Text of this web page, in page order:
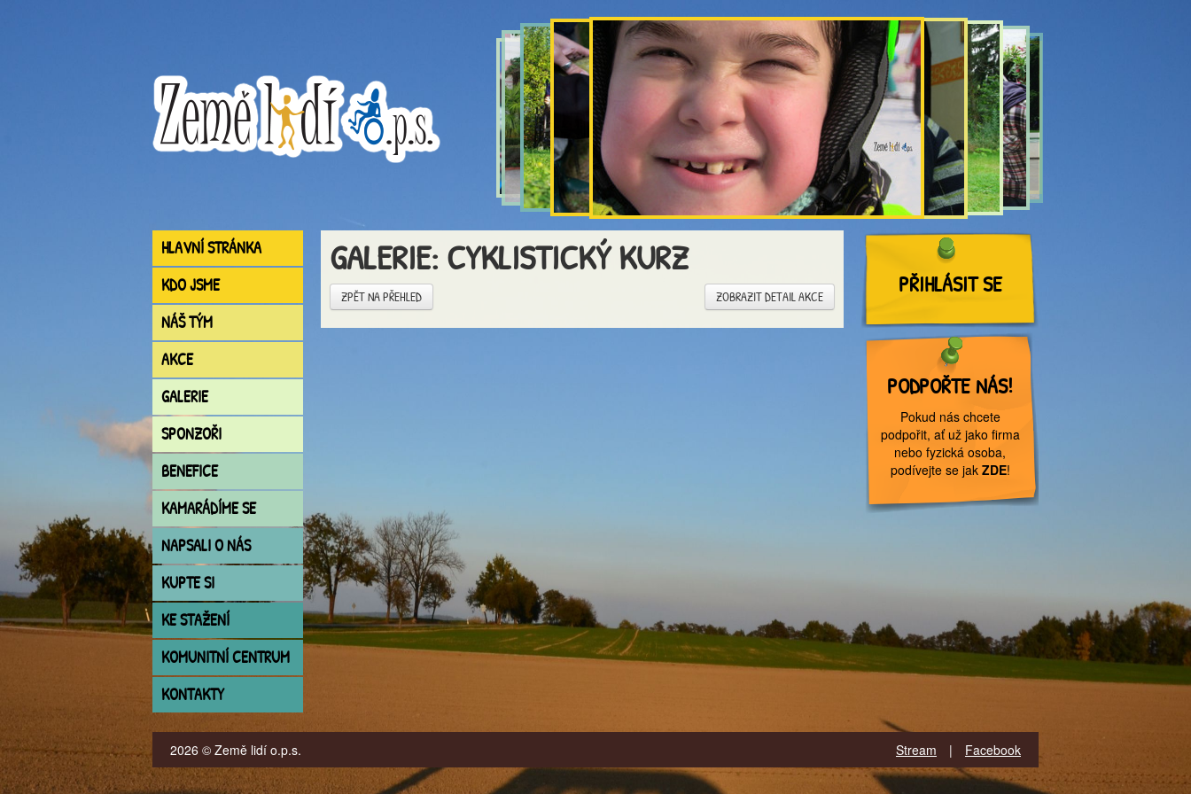
HLAVNÍ STRÁNKA
KDO JSME
NÁŠ TÝM
AKCE
GALERIE
SPONZOŘI
BENEFICE
KAMARÁDÍME SE
NAPSALI O NÁS
KUPTE SI
KE STAŽENÍ
KOMUNITNÍ CENTRUM
KONTAKTY
GALERIE: CYKLISTICKÝ KURZ
ZPĚT NA PŘEHLED ZOBRAZIT DETAIL AKCE PŘIHLÁSIT SE
PODPOŘTE NÁS!
Pokud nás chcete
podpořit, ať už jako firma
nebo fyzická osoba,
podívejte se jak ZDE!
2026 © Země lidí o.p.s. Stream | Facebook